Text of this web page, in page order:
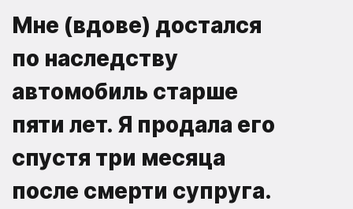
Мне (вдове) достался
по наследству
автомобиль старше
пяти лет. Я продала его
спустя три месяца
после смерти супруга.